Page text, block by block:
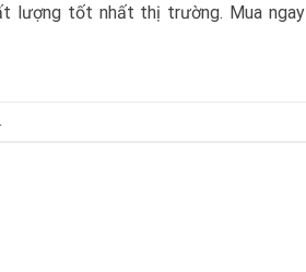
lượng tốt nhất thị trường. Mua ngay